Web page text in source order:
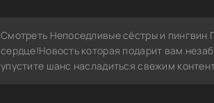
Смотреть Непоседливые сёстры и пингвин
сердце!Новость которая подарит вам
упустите шанс насладиться свежим